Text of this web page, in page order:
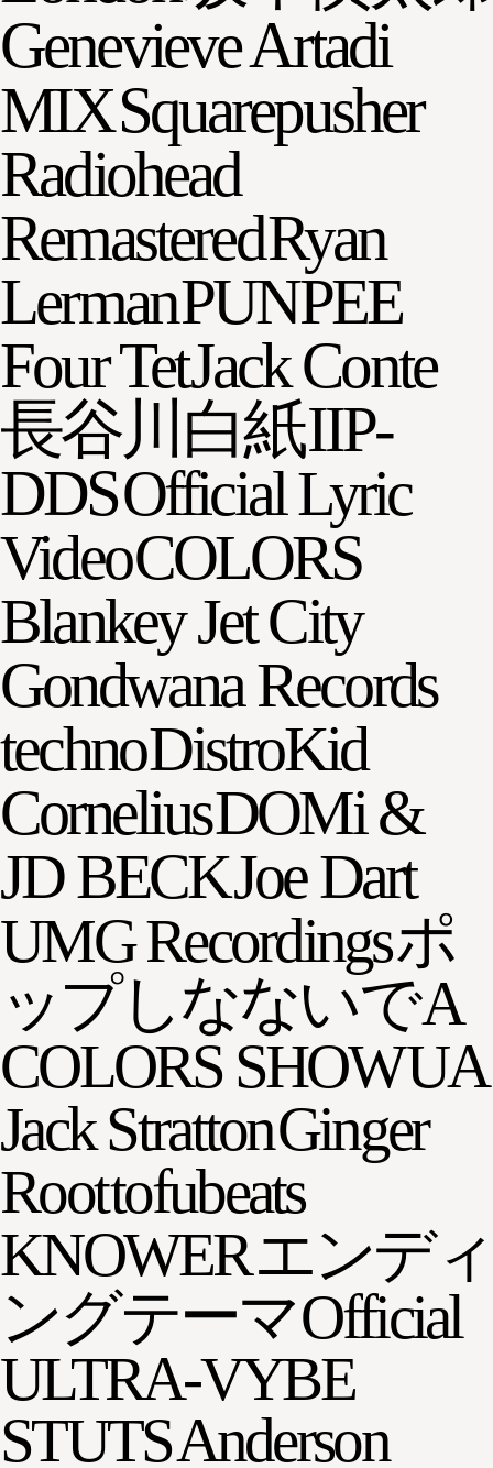
Genevieve Artadi
MIXSquarepusher
Radiohead
RemasteredRyan
LermanPUNPEE
Four TetJack Conte
長谷川白紙IIP-
DDSOfficial Lyric
VideoCOLORS
Blankey Jet City
Gondwana Records
technoDistroKid
CorneliusDOMi &
JD BECKJoe Dart
UMG Recordingsポ
ップしなないでA
COLORS SHOWUA
Jack StrattonGinger
Roottofubeats
KNOWERエンディ
ングテーマOfficial
ULTRA-VYBE
STUTSAnderson